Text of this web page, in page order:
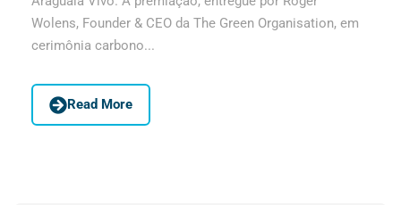
Wolens, Founder & CEO da The Green Organisation, em
cerimônia carbono...
Read More